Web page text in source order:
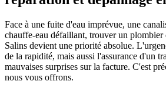
Face à une fuite d'eau imprévue, une
chauffe-eau défaillant, trouver un plombier
Salins devient une priorité absolue.
de la rapidité, mais aussi l'assurance d'un
mauvaises surprises sur la facture. C'est
nous vous offrons.